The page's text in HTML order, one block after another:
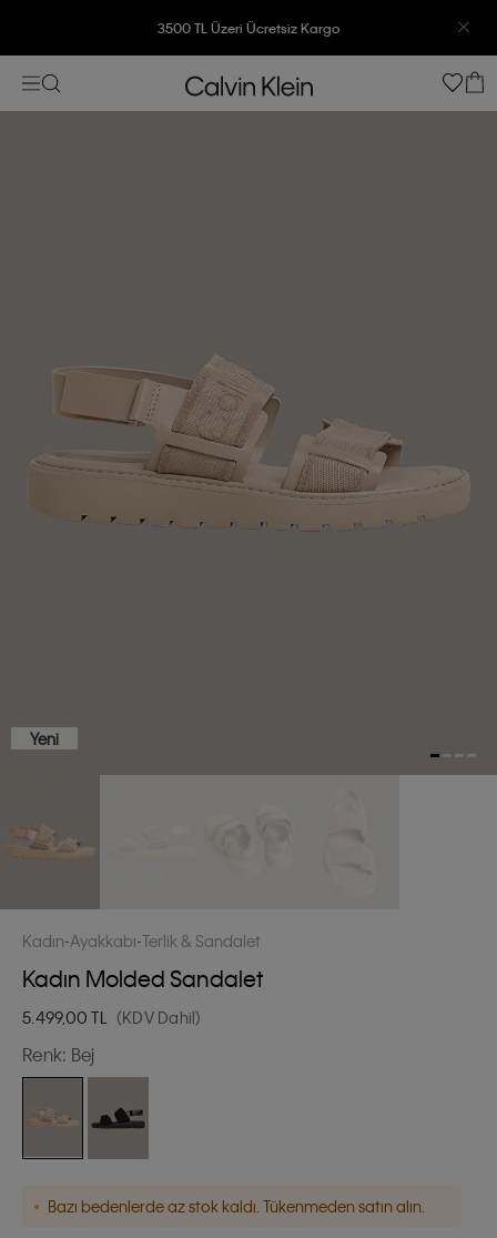
3500 TL Üzeri Ücretsiz Kargo
7500 TL Ve Üzeri Alışverişlerinizde 6 Taksit İmkanı
Yeni
Kadın Ayakkabı Terlik & Sandalet
Kadın Molded Sandalet
5.499,00 TL (KDV Dahil)
Renk: Bej
Bazı bedenlerde az stok kaldı. Tükenmeden satın alın.